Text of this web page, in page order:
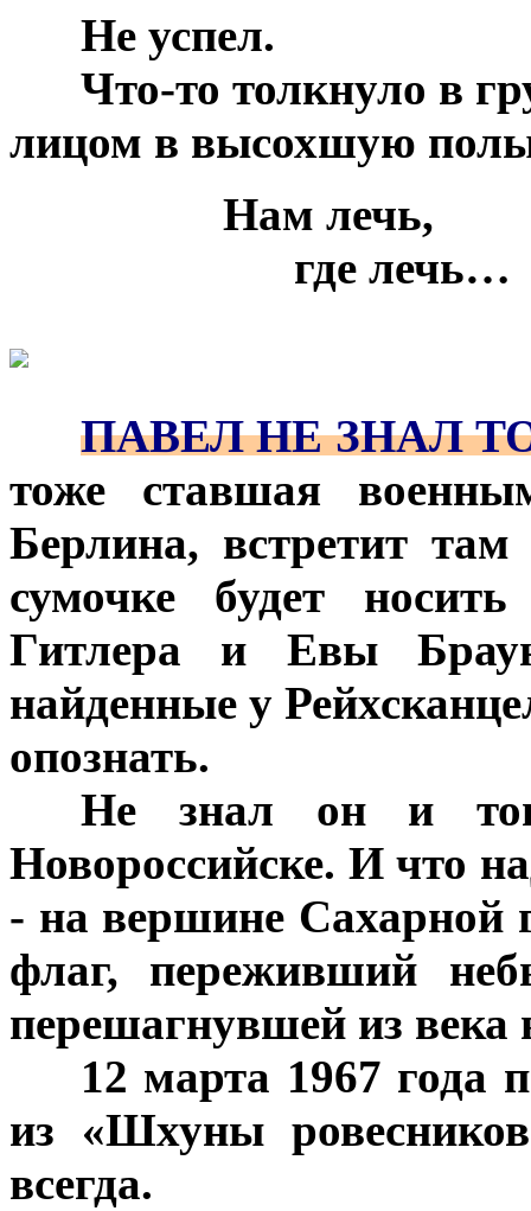
Не успел.
Что-то толкнуло в
лицом в высохшую
Нам лечь,
где лечь…
ПАВЕЛ НЕ ЗНАЛ
тоже ставшая
Берлина, встретит
сумочке будет
Гитлера и Евы
найденные у
опознать.
Не знал он и
Новороссийске. И что
- на вершине Сахарной
флаг, переживший
перешагнувшей из
12 марта 1967 года
из «Шхуны
всегда.